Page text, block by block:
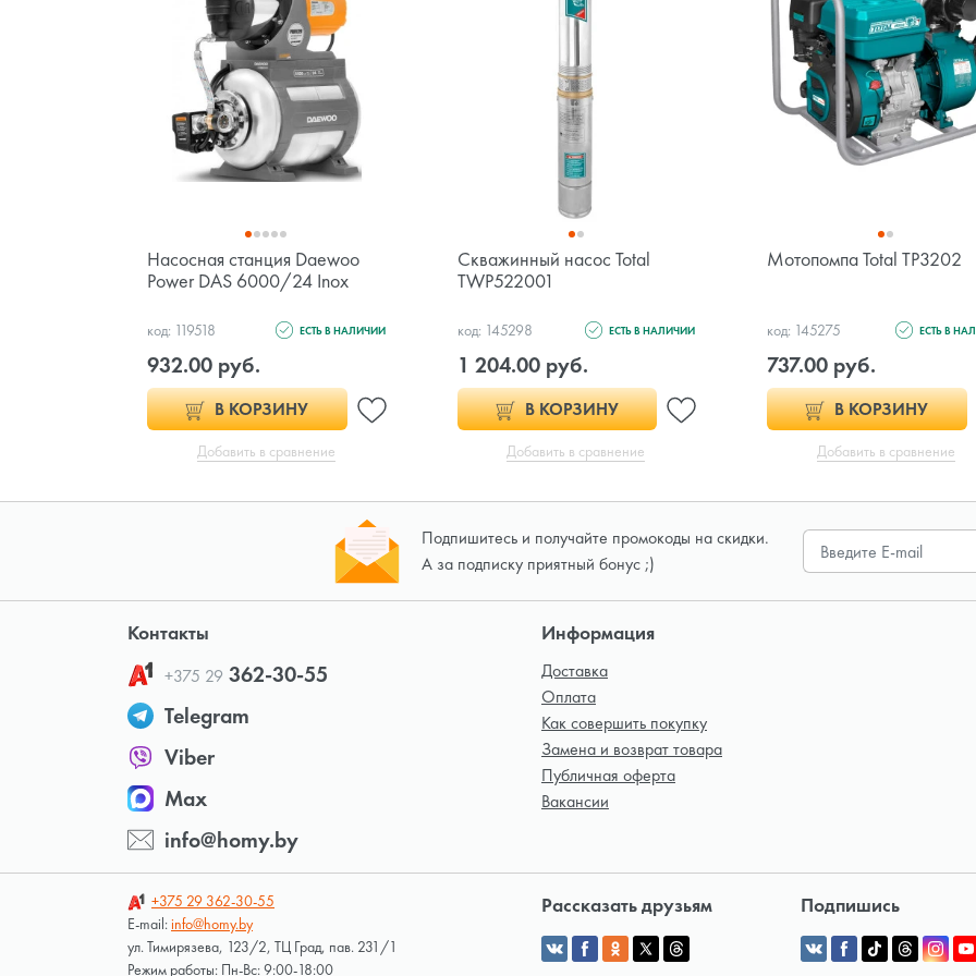
Насосная станция Daewoo
Power DAS 6000/24 Inox
код: 119518 ЕСТЬ В НАЛИЧИИ
932.00 руб.
В КОРЗИНУ
Добавить в сравнение
Скважинный насос Total
TWP522001
код: 145298 ЕСТЬ В НАЛИЧИИ
1 204.00 руб.
В КОРЗИНУ
Добавить в сравнение
Мотопомпа Total TP3202
код: 145275 ЕСТЬ В
737.00 руб.
В КОРЗИНУ
Добавить в сравнение
Подпишитесь и получайте промокоды на скидки.
А за подписку приятный бонус ;)
Контакты
+375 29 362-30-55
Telegram
Viber
Max
info@homy.by
Информация
Доставка
Оплата
Как совершить покупку
Замена и возврат товара
Публичная оферта
Вакансии
+375 29 362-30-55
E-mail:info@homy.by
ул. Тимирязева, 123/2, ТЦ Град, пав. 231/1
Режим работы: Пн-Вс: 9:00-18:00
Рассказать друзьям Подпишись